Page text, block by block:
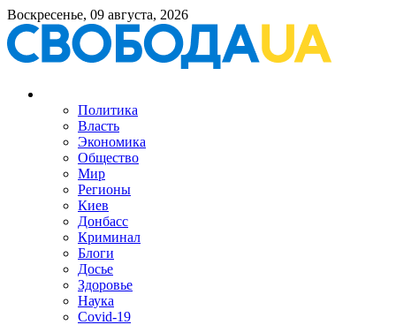
Воскресенье, 09 августа, 2026
Политика
Власть
Экономика
Общество
Мир
Регионы
Киев
Донбасс
Криминал
Блоги
Досье
Здоровье
Наука
Covid-19